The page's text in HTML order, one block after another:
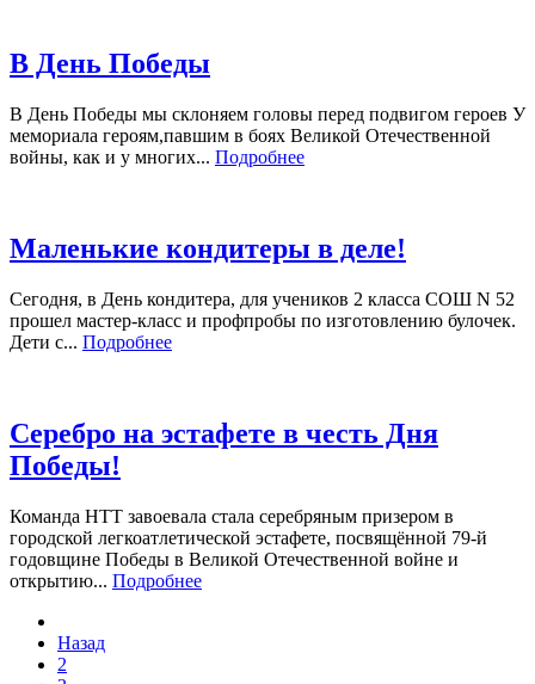
В День Победы
В День Победы мы склоняем головы перед подвигом героев У
мемориала героям,павшим в боях Великой Отечественной
войны, как и у многих... Подробнее
Маленькие кондитеры в деле!
Сегодня, в День кондитера, для учеников 2 класса СОШ N 52
прошел мастер-класс и профпробы по изготовлению булочек.
Дети с... Подробнее
Серебро на эстафете в честь Дня
Победы!
Команда НТТ завоевала стала серебряным призером в
городской легкоатлетической эстафете, посвящённой 79-й
годовщине Победы в Великой Отечественной войне и
открытию... Подробнее
Назад
2